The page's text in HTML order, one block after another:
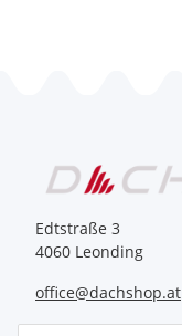
Edtstraße 3
4060 Leonding
office@dachshop.at